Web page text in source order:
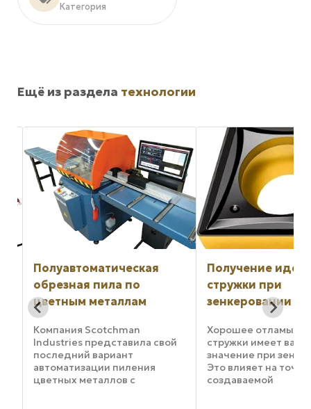
Категория
Ещё из раздела технологии
Полуавтоматическая
обрезная пила по
цветным металлам
Компания Scotchman
Industries представила свой
последний вариант
автоматизации пиления
цветных металлов с
Получение
стружки при
зенкеровании
Хорошее
стружки имеет
значение при
Это влияет на
создаваемой